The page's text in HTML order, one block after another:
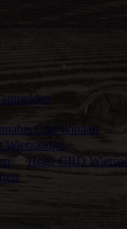
Cup Winaars
Wietzaadjes
Hoge CBD